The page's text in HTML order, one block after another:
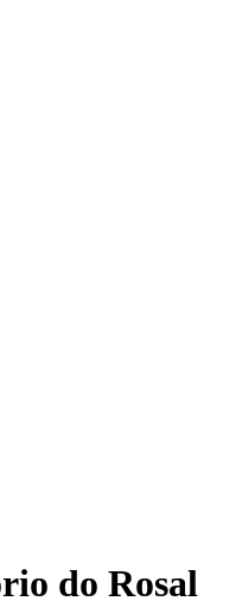
do Rosal